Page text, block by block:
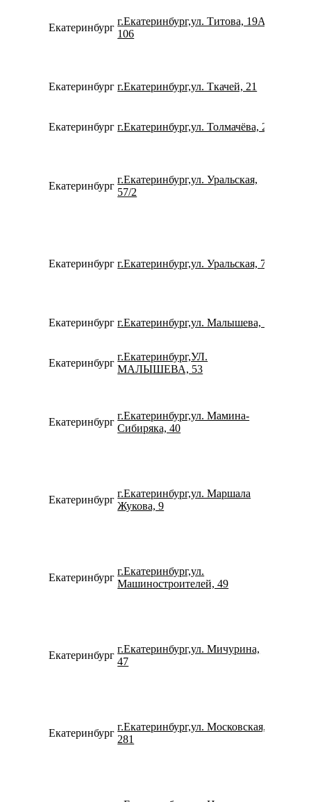
Екатеринбург
г.Екатеринбург,ул. Титова, 19А,
106
Екатеринбург г.Екатеринбург,ул. Ткачей, 21
Екатеринбург г.Екатеринбург,ул. Толмачёва, 22
Екатеринбург
г.Екатеринбург,ул. Уральская,
57/2
Екатеринбург г.Екатеринбург,ул. Уральская, 77
Екатеринбург г.Екатеринбург,ул. Малышева, 5
Екатеринбург
г.Екатеринбург,УЛ.
МАЛЫШЕВА, 53
Екатеринбург
г.Екатеринбург,ул. Мамина-
Сибиряка, 40
Екатеринбург
г.Екатеринбург,ул. Маршала
Жукова, 9
Екатеринбург
г.Екатеринбург,ул.
Машиностроителей, 49
Екатеринбург
г.Екатеринбург,ул. Мичурина,
47
Екатеринбург
г.Екатеринбург,ул. Московская,
281